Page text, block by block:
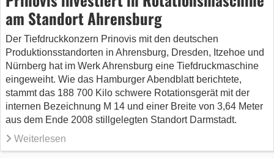
am Standort Ahrensburg
Der Tiefdruckkonzern Prinovis mit den deutschen
Produktionsstandorten in Ahrensburg, Dresden, Itzehoe und
Nürnberg hat im Werk Ahrensburg eine Tiefdruckmaschine
eingeweiht. Wie das Hamburger Abendblatt berichtete,
stammt das 188 700 Kilo schwere Rotationsgerät mit der
internen Bezeichnung M 14 und einer Breite von 3,64 Meter
aus dem Ende 2008 stillgelegten Standort Darmstadt.
Weiterlesen